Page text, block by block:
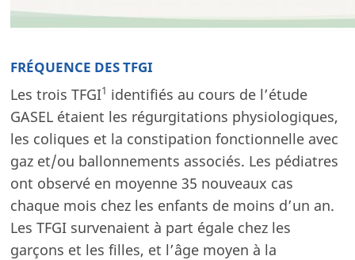
FRÉQUENCE DES TFGI
Les trois TFGI1 identifiés au cours de l’étude
GASEL étaient les régurgitations physiologiques,
les coliques et la constipation fonctionnelle avec
gaz et/ou ballonnements associés. Les pédiatres
ont observé en moyenne 35 nouveaux cas
chaque mois chez les enfants de moins d’un an.
Les TFGI survenaient à part égale chez les
garçons et les filles, et l’âge moyen à la